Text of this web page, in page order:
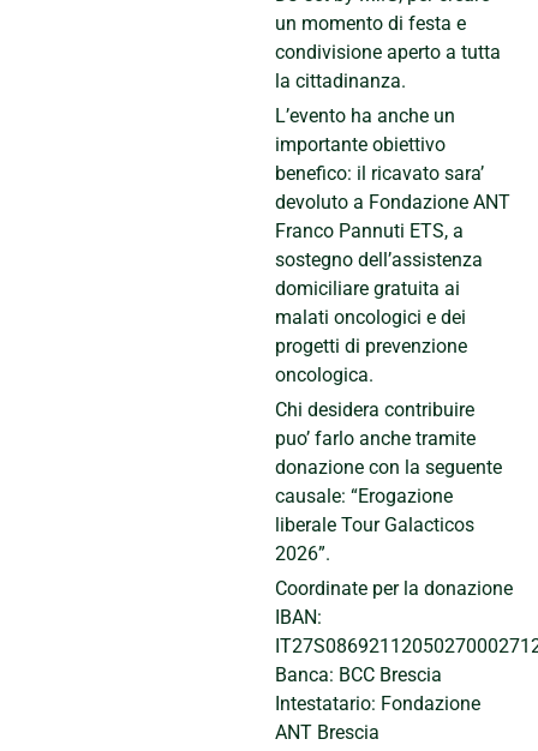
un momento di festa e
condivisione aperto a tutta
la cittadinanza.
L’evento ha anche un
importante obiettivo
benefico: il ricavato sara’
devoluto a Fondazione ANT
Franco Pannuti ETS, a
sostegno dell’assistenza
domiciliare gratuita ai
malati oncologici e dei
progetti di prevenzione
oncologica.
Chi desidera contribuire
puo’ farlo anche tramite
donazione con la seguente
causale: “Erogazione
liberale Tour Galacticos
2026”.
Coordinate per la donazione
IBAN:
Banca: BCC Brescia
Intestatario: Fondazione
ANT Brescia